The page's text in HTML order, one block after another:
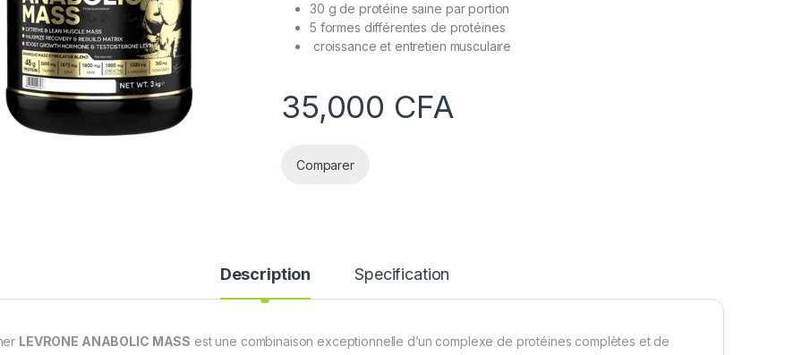
30 g de protéine saine par portion
5 formes différentes de protéines
croissance et entretien musculaire
35,000 CFA
Comparer
Description Specification
LEVRONE ANABOLIC MASS est une combinaison exceptionnelle d’un complexe de protéines complètes et de